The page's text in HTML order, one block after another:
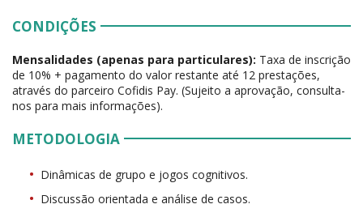
CONDIÇÕES
Mensalidades (apenas para particulares): Taxa de inscrição
de 10% + pagamento do valor restante até 12 prestações,
através do parceiro Cofidis Pay. (Sujeito a aprovação, consulta-
nos para mais informações).
METODOLOGIA
Dinâmicas de grupo e jogos cognitivos.
Discussão orientada e análise de casos.